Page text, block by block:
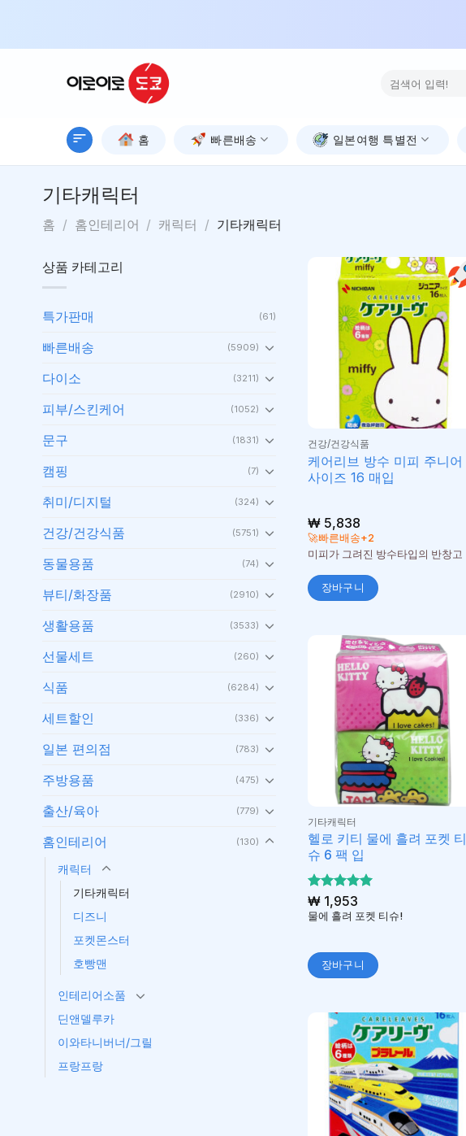
content
색:
홈 빠른배송 일본여행 특별전
기타캐릭터
홈 / 홈인테리어 / 캐릭터 / 기타캐릭터
상품 카테고리
특가판매 (61)
빠른배송 (5909)
다이소 (3211)
피부/스킨케어 (1052)
문구 (1831)
캠핑 (7)
취미/디지털 (324)
건강/건강식품 (5751)
동물용품 (74)
뷰티/화장품 (2910)
생활용품 (3533)
선물세트 (260)
식품 (6284)
세트할인 (336)
일본 편의점 (783)
주방용품 (475)
출산/육아 (779)
홈인테리어 (130)
캐릭터
기타캐릭터
디즈니
포켓몬스터
호빵맨
인테리어소품
딘앤델루카
이와타니버너/그릴
프랑프랑
건강/건강식품
케어리브 방수 미피 주니어
사이즈 16 매입
₩ 5,838
🚀빠른배송+2
미피가 그려진 방수타입의 반창고
장바구니
기타캐릭터
헬로 키티 물에 흘려 포켓 티
슈 6 팩 입
5 중에서
5로 평가
₩ 1,953
물에 흘려 포켓 티슈!
장바구니